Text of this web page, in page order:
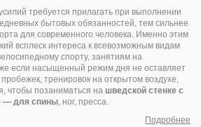
требуется прилагать при выполнении
бытовых обязанностей, тем сильнее
для современного человека. Именно этим
всплеск интереса к всевозможным видам
спорту, занятиям на
если насыщенный режим дня не оставляет
тренировок на открытом воздухе,
чтобы позаниматься на шведской стенке с
— для спины, ног, пресса.
Подробнее